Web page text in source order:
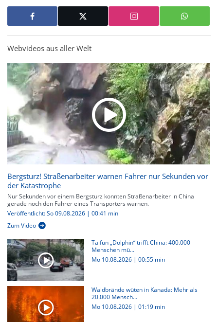
Webvideos aus aller Welt
Bergsturz! Straßenarbeiter warnen Fahrer nur Sekunden vor
der Katastrophe
Nur Sekunden vor einem Bergsturz konnten Straßenarbeiter in China
gerade noch den Fahrer eines Transporters warnen.
Veröffentlicht: So 09.08.2026 | 00:41 min
Zum Video
Taifun „Dolphin“ trifft China: 400.000
Menschen mü...
Mo 10.08.2026 | 00:55 min
Waldbrände wüten in Kanada: Mehr als
20.000 Mensch...
Mo 10.08.2026 | 01:19 min